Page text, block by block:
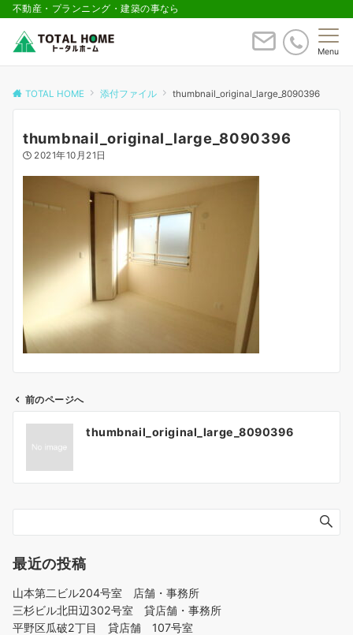
不動産・プランニング・建築の事なら
Menu
TOTAL HOME 添付ファイル thumbnail_original_large_8090396
thumbnail_original_large_8090396
2021年10月21日
シ
ョ
前のページへ
thumbnail_original_large_8090396
最近の投稿
山本第二ビル204号室 店舗・事務所
三杉ビル北田辺302号室 貸店舗・事務所
平野区瓜破2丁目 貸店舗 107号室